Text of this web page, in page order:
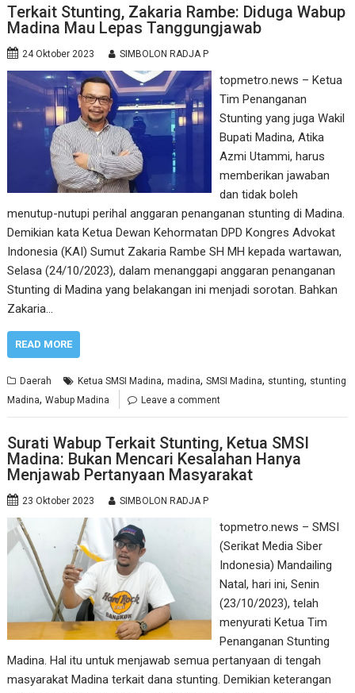
Terkait Stunting, Zakaria Rambe: Diduga Wabup
Madina Mau Lepas Tanggungjawab
24 Oktober 2023 SIMBOLON RADJA P
topmetro.news – Ketua
Tim Penanganan
Stunting yang juga Wakil
Bupati Madina, Atika
Azmi Utammi, harus
memberikan jawaban
dan tidak boleh
menutup-nutupi perihal anggaran penanganan stunting di Madina.
Demikian kata Ketua Dewan Kehormatan DPD Kongres Advokat
Indonesia (KAI) Sumut Zakaria Rambe SH MH kepada wartawan,
Selasa (24/10/2023), dalam menanggapi anggaran penanganan
Stunting di Madina yang belakangan ini menjadi sorotan. Bahkan
Zakaria…
READ MORE
Daerah Ketua SMSI Madina,madina,SMSI Madina, stunting, stunting
Madina,Wabup Madina Leave a comment
Surati Wabup Terkait Stunting, Ketua SMSI
Madina: Bukan Mencari Kesalahan Hanya
Menjawab Pertanyaan Masyarakat
23 Oktober 2023 SIMBOLON RADJA P
topmetro.news – SMSI
(Serikat Media Siber
Indonesia) Mandailing
Natal, hari ini, Senin
(23/10/2023), telah
menyurati Ketua Tim
Penanganan Stunting
Madina. Hal itu untuk menjawab semua pertanyaan di tengah
masyarakat Madina terkait dana stunting. Demikian keterangan